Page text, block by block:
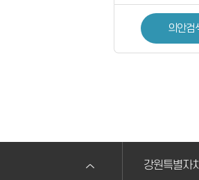
의안검
강원특별자